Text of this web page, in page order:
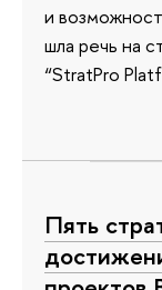
и
шла речь на
“StratPro
Пять